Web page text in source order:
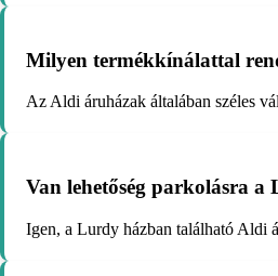
Milyen termékkínálattal
Az Aldi áruházak általában széles
Van lehetőség parkolásra
Igen, a Lurdy házban található Aldi